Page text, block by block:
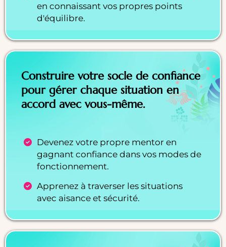
en connaissant vos propres points
d'équilibre.
Construire votre socle de confiance
pour gérer chaque situation en
accord avec vous-même.
Devenez votre propre mentor en
gagnant confiance dans vos modes de
fonctionnement.
Apprenez à traverser les situations
avec aisance et sécurité.